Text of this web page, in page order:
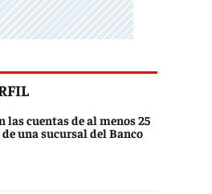
las cuentas de al menos 25
una sucursal del Banco